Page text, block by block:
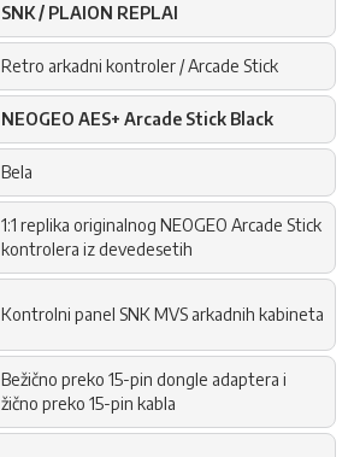
SNK / PLAION REPLAI
Retro arkadni kontroler / Arcade Stick
NEOGEO AES+ Arcade Stick Black
Bela
1:1 replika originalnog NEOGEO Arcade Stick
kontrolera iz devedesetih
Kontrolni panel SNK MVS arkadnih kabineta
Bežično preko 15-pin dongle adaptera i
žično preko 15-pin kabla